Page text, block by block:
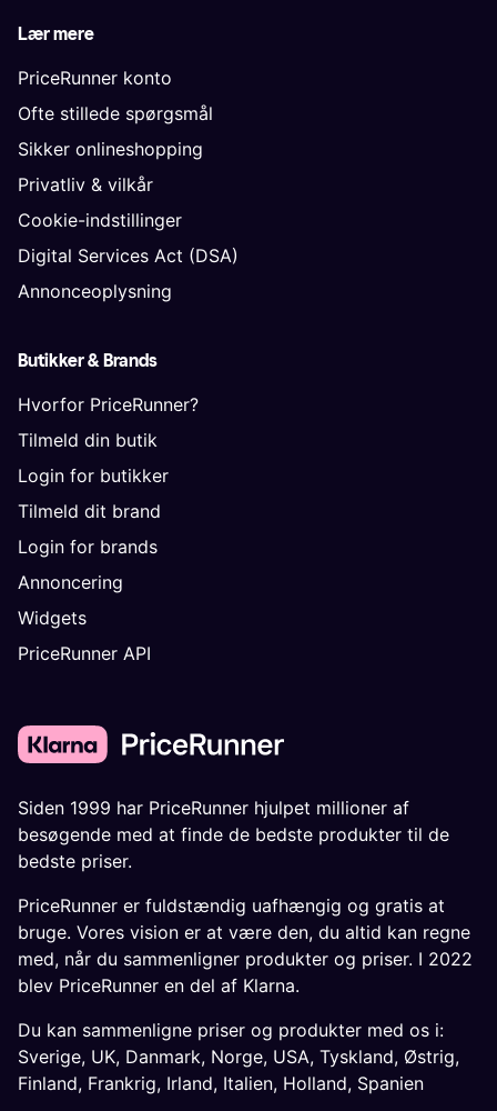
Lær mere
PriceRunner konto
Ofte stillede spørgsmål
Sikker onlineshopping
Privatliv & vilkår
Cookie-indstillinger
Digital Services Act (DSA)
Annonceoplysning
Butikker & Brands
Hvorfor PriceRunner?
Tilmeld din butik
Login for butikker
Tilmeld dit brand
Login for brands
Annoncering
Widgets
PriceRunner API
Siden 1999 har PriceRunner hjulpet millioner af
besøgende med at finde de bedste produkter til de
bedste priser.
PriceRunner er fuldstændig uafhængig og gratis at
bruge. Vores vision er at være den, du altid kan regne
med, når du sammenligner produkter og priser. I 2022
blev PriceRunner en del af Klarna.
Du kan sammenligne priser og produkter med os i:
Sverige, UK, Danmark, Norge, USA, Tyskland, Østrig,
Finland, Frankrig, Irland, Italien, Holland, Spanien